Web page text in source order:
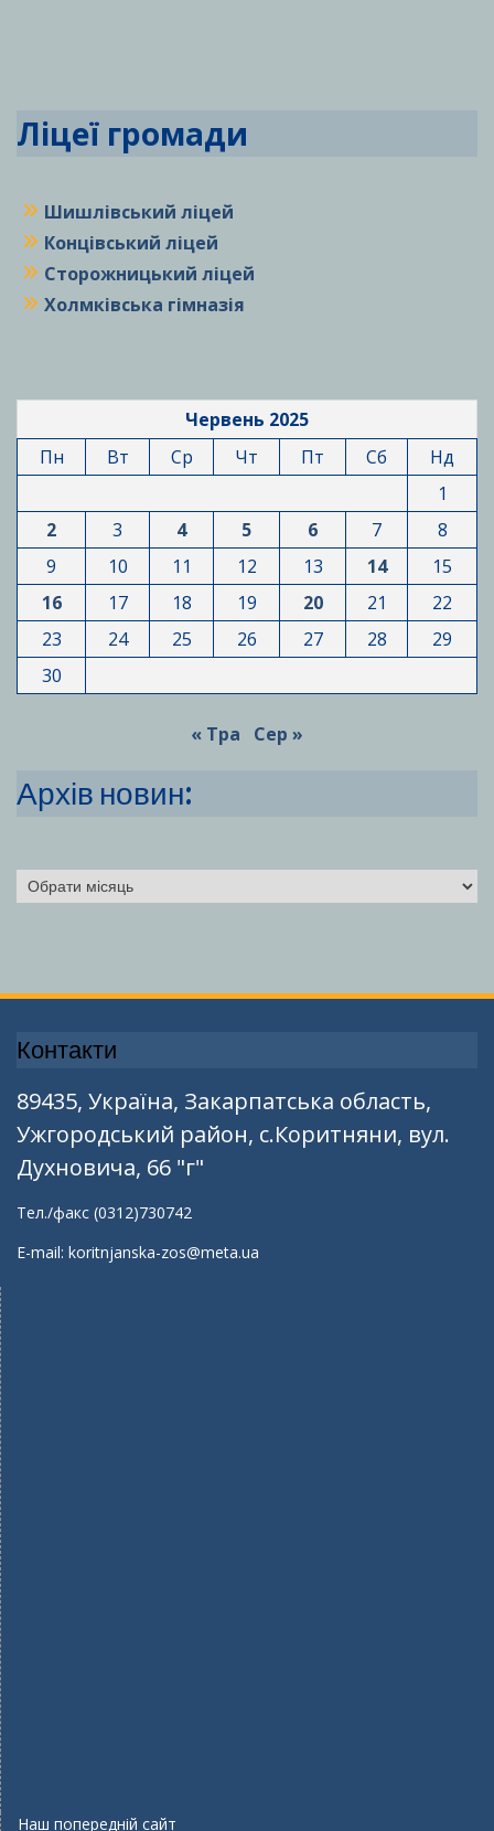
Ліцеї громади
Шишлівський ліцей
Концівський ліцей
Сторожницький ліцей
Холмківська гімназія
Червень 2025
Пн
Вт Ср Чт Пт Сб
Нд
1
2
3 4 5 6 7
8
9
10 11 12 13 14
15
16
17 18 19 20 21
22
23
24 25 26 27 28
29
30
« Тра Сер »
Архів новин:
Архіви
Контакти
89435, Україна, Закарпатська область,
Ужгородський район, с.Коритняни, вул.
Духновича, 66 "г"
Тел./факс (0312)730742
E-mail: koritnjanska-zos@meta.ua
Наш попередній сайт